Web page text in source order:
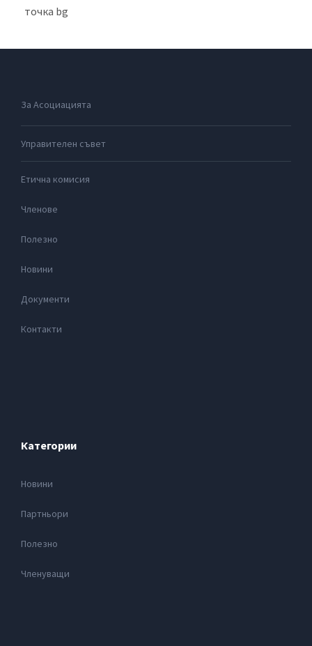
точка bg
За Асоциацията
Управителен съвет
Етична комисия
Членове
Полезно
Новини
Документи
Контакти
Категории
Новини
Партньори
Полезно
Членуващи